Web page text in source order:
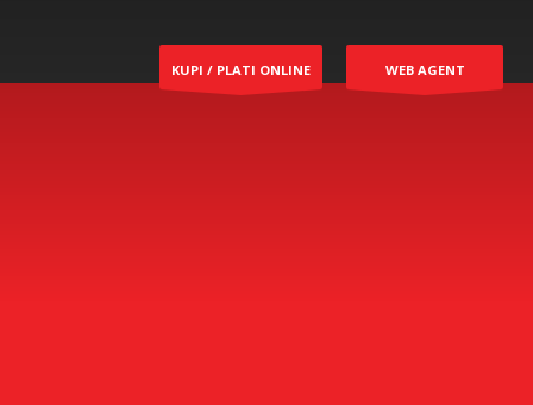
KUPI / PLATI ONLINE WEB AGENT